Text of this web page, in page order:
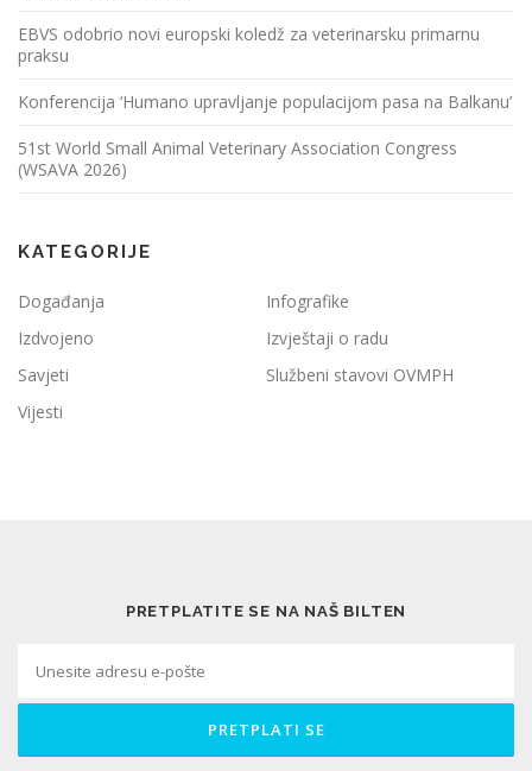
EBVS odobrio novi europski koledž za veterinarsku primarnu
praksu
Konferencija ‘Humano upravljanje populacijom pasa na Balkanu’
51st World Small Animal Veterinary Association Congress
(WSAVA 2026)
KATEGORIJE
Događanja
Infografike
Izdvojeno
Izvještaji o radu
Savjeti
Službeni stavovi OVMPH
Vijesti
PRETPLATITE SE NA NAŠ BILTEN